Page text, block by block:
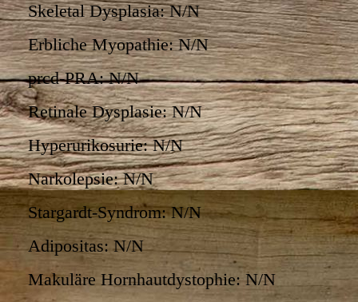
Skeletal Dysplasia: N/N
Erbliche Myopathie: N/N
prcd-PRA: N/N
Retinale Dysplasie: N/N
Hyperurikosurie: N/N
Narkolepsie: N/N
Stargardt-Syndrom: N/N
Adipositas: N/N
Makuläre Hornhautdystophie: N/N